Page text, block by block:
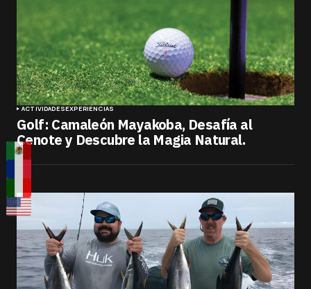
ACTIVIDADESEXPERIENCIAS
Golf: Camaleón Mayakoba, Desafía al
Cenote y Descubre la Magia Natural.